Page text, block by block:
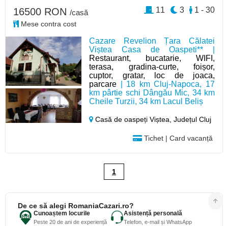
Cazare Revelion Țara Călatei
Viștea Casa de Oaspeti** |
Restaurant, bucatarie, WIFI,
terasa, gradina-curte, foișor,
cuptor, gratar, loc de joaca,
parcare | 18 km Cluj-Napoca, 17
km pârtie schi Dângău Mic, 34 km
Cheile Turzii, 34 km Lacul Beliș
Casă de oaspeți Viștea,Județul Cluj
Tichet | Card vacanță
16500 RON /casă
Mese contra cost
1 - 30
3
11
1
De ce să alegi RomaniaCazari.ro?
Cunoaștem locurile
Peste 20 de ani de experiență
Asistență personală
Telefon, e-mail și WhatsApp